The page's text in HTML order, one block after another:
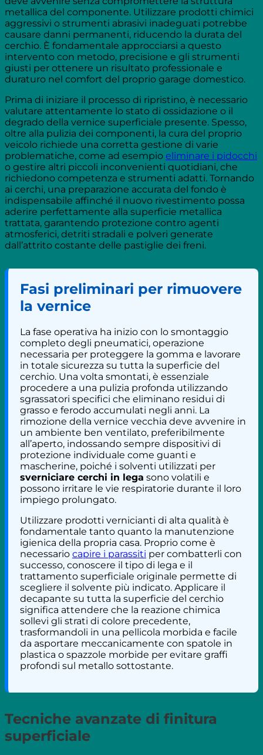
metallica del componente. Utilizzare prodotti chimici
aggressivi o strumenti abrasivi inadeguati potrebbe
causare danni permanenti, riducendo la durata del
cerchio. È fondamentale approcciarsi a questo
intervento con metodo, precisione e gli strumenti
giusti per ottenere un risultato professionale e
duraturo nel comfort del proprio garage domestico.
Prima di iniziare il processo di ripristino, è necessario
valutare attentamente lo stato di ossidazione o il
degrado della vernice superficiale presente. Spesso,
oltre alla pulizia dei componenti, la cura del proprio
veicolo richiede una corretta gestione di varie
problematiche, come ad esempio eliminare i pidocchi
o gestire altri piccoli inconvenienti quotidiani, che
richiedono competenza e strumenti adatti. Tornando
ai cerchi, una preparazione accurata del fondo è
indispensabile affinché il nuovo rivestimento possa
aderire perfettamente alla superficie metallica
trattata, garantendo protezione contro agenti
atmosferici, detriti stradali e polveri generate
dall’attrito costante delle pastiglie dei freni.
Fasi preliminari per rimuovere
la vernice
La fase operativa ha inizio con lo smontaggio
completo degli pneumatici, operazione
necessaria per proteggere la gomma e lavorare
in totale sicurezza su tutta la superficie del
cerchio. Una volta smontati, è essenziale
procedere a una pulizia profonda utilizzando
sgrassatori specifici che eliminano residui di
grasso e ferodo accumulati negli anni. La
rimozione della vernice vecchia deve avvenire in
un ambiente ben ventilato, preferibilmente
all’aperto, indossando sempre dispositivi di
protezione individuale come guanti e
mascherine, poiché i solventi utilizzati per
sverniciare cerchi in lega sono volatili e
possono irritare le vie respiratorie durante il loro
impiego prolungato.
Utilizzare prodotti vernicianti di alta qualità è
fondamentale tanto quanto la manutenzione
igienica della propria casa. Proprio come è
necessario capire i parassiti per combatterli con
successo, conoscere il tipo di lega e il
trattamento superficiale originale permette di
scegliere il solvente più indicato. Applicare il
decapante su tutta la superficie del cerchio
significa attendere che la reazione chimica
sollevi gli strati di colore precedente,
trasformandoli in una pellicola morbida e facile
da asportare meccanicamente con spatole in
plastica o spazzole morbide per evitare graffi
profondi sul metallo sottostante.
Tecniche avanzate di finitura
superficiale